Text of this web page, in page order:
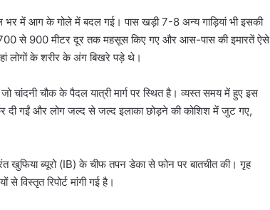
भर में आग के गोले में बदल गई। पास खड़ी 7-8 अन्य गाड़ियां भी इसकी
से 900 मीटर दूर तक महसूस किए गए और आस-पास की इमारतें ऐसे
लोगों के शरीर के अंग बिखरे पड़े थे।
चौक के पैदल यात्री मार्ग पर स्थित है। व्यस्त समय में हुए इस
दी गईं और लोग जल्द से जल्द इलाका छोड़ने की कोशिश में जुट गए,
खुफिया ब्यूरो (IB) के चीफ तपन डेका से फोन पर बातचीत की। गृह
विस्तृत रिपोर्ट मांगी गई है।